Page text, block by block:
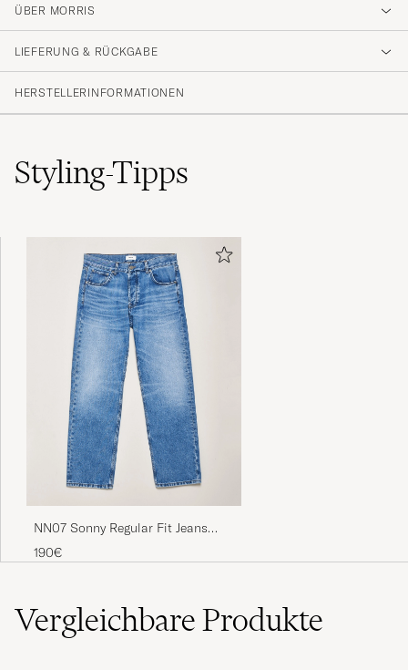
4.7
(22)
(2)
Kanon väst! Min andra!
LARS B GEKAUFT AM AUF CAREOFCARL.SE
Bra passform. Snabb leverans
FILIP A GEKAUFT AM AUF CAREOFCARL.SE
Snabbt och lätt! och en väst som maken gillar
skarpt.
ÜBER MORRIS
LIEFERUNG & RÜCKGABE
HERSTELLERINFORMATIONEN
Styling-Tipps
NN07 Sonny Regular Fit Jeans
Light Blue
190€
VergleichbareProdukte